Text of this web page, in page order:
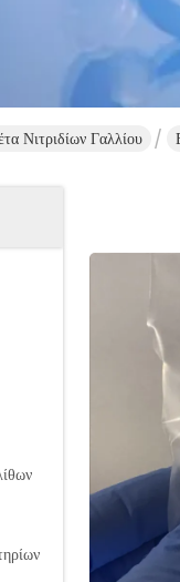
Νιτριδίων Γαλλίου